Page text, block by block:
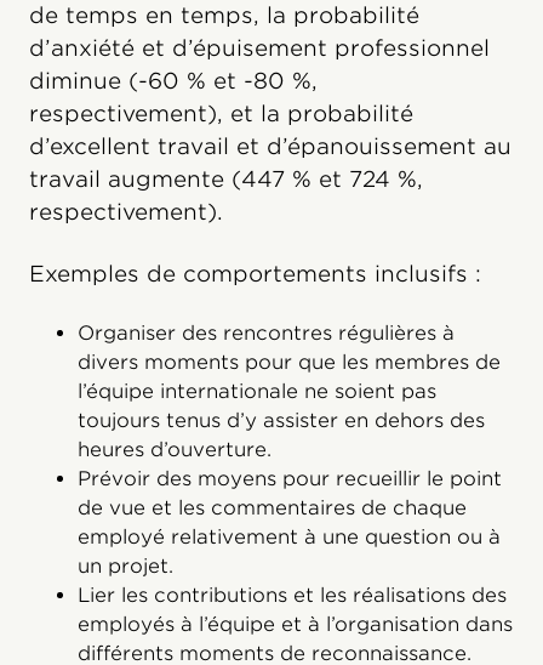
de temps en temps, la probabilité
d’anxiété et d’épuisement professionnel
diminue (-60 % et -80 %,
respectivement), et la probabilité
d’excellent travail et d’épanouissement au
travail augmente (447 % et 724 %,
respectivement).
Exemples de comportements inclusifs :
Organiser des rencontres régulières à
divers moments pour que les membres de
l’équipe internationale ne soient pas
toujours tenus d’y assister en dehors des
heures d’ouverture.
Prévoir des moyens pour recueillir le point
de vue et les commentaires de chaque
employé relativement à une question ou à
un projet.
Lier les contributions et les réalisations des
employés à l’équipe et à l’organisation dans
différents moments de reconnaissance.